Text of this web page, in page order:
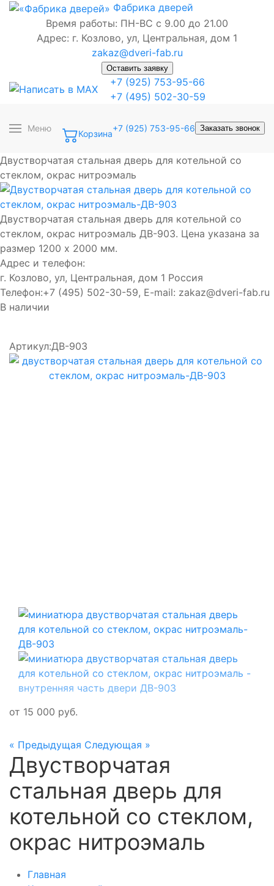
Фабрика дверей
Время работы: ПН-ВС с 9.00 до 21.00
Адрес: г. Козлово, ул, Центральная, дом 1
zakaz@dveri-fab.ru
Оставить заявку
+7 (925) 753-95-66
+7 (495) 502-30-59
Меню
Корзина
+7 (925) 753-95-66 Заказать звонок
Двустворчатая стальная дверь для котельной со
стеклом, окрас нитроэмаль
Двустворчатая стальная дверь для котельной со
стеклом, окрас нитроэмаль ДВ-903. Цена указана за
размер 1200 х 2000 мм.
Адрес и телефон:
г. Козлово, ул, Центральная, дом 1 Россия
Телефон:+7 (495) 502-30-59, E-mail: zakaz@dveri-fab.ru
В наличии
Артикул:ДВ-903
от 15 000 руб.
« Предыдущая Следующая »
Двустворчатая
стальная дверь для
котельной со стеклом,
окрас нитроэмаль
Главная